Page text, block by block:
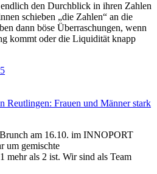
den Durchblick in ihren Zahlen
schieben „die Zahlen“ an die
dann böse Überraschungen, wenn
kommt oder die Liquidität knapp
Reutlingen: Frauen und Männer stark
am 16.10. im INNOPORT
um gemischte
mehr als 2 ist. Wir sind als Team